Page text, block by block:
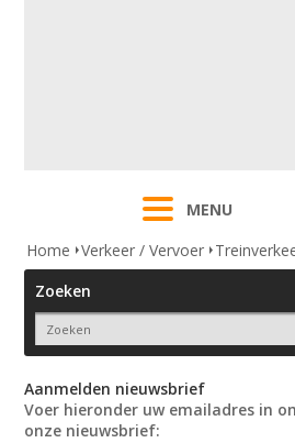
MENU
Home Verkeer / Vervoer
Zoeken
Aanmelden nieuwsbrief
Voer hieronder uw emailadres in
onze nieuwsbrief: